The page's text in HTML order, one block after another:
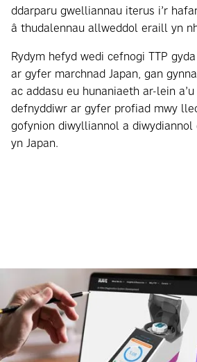
ddarparu gwelliannau iterus i’r
â thudalennau allweddol eraill yn
Rydym hefyd wedi cefnogi TTP
ar gyfer marchnad Japan, gan
ac addasu eu hunaniaeth ar-lein
defnyddiwr ar gyfer profiad mwy
gofynion diwylliannol a
yn Japan.